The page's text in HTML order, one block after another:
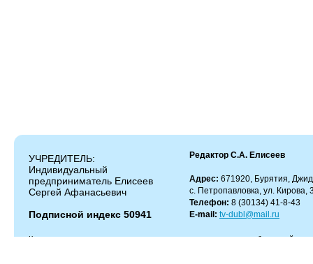
УЧРЕДИТЕЛЬ:
Индивидуальный
предприниматель Елисеев
Сергей Афанасьевич
Подписной индекс 50941
Редактор С.А. Елисеев
Адрес: 671920, Бурятия,
с. Петропавловка, ул. Кирова,
Телефон: 8 (30134) 41-8-43
E-mail: tv-dubl@mail.ru
Копирование и цитирование материалов разрешено только с работающей